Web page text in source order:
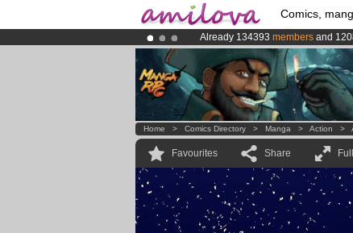
Comics,
Already 134393 members and
AmilovaKickstarter is now LIVE!.
Premium membership from3.95
Home > Comics Directory > Manga > Action >
Favourites Share